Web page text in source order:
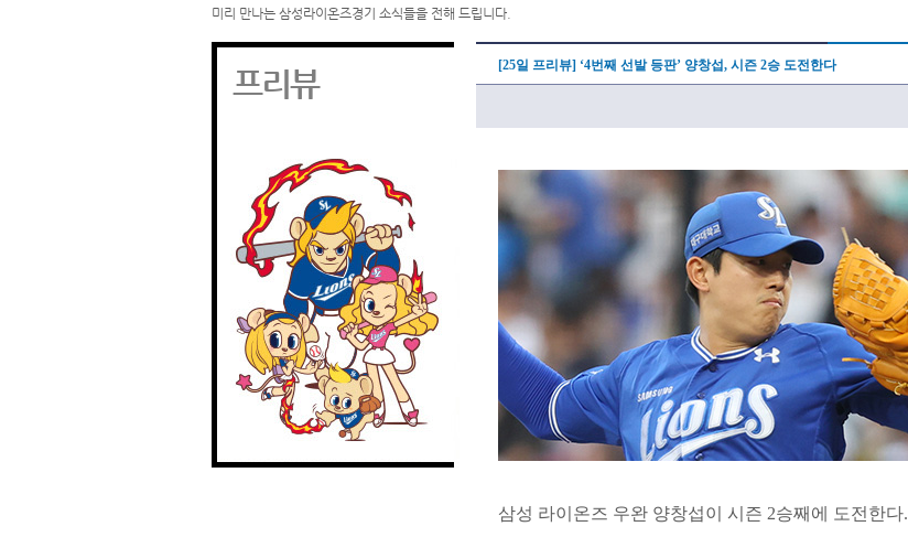
미리 만나는 삼성라이온즈경기 소식들을 전해 드립니다.
프리뷰 [25일 프리뷰] ‘4번째 선발 등판’ 양창섭, 시즌 2승 도전한다
삼성 라이온즈 우완 양창섭이 시즌 2승째에 도전한다.